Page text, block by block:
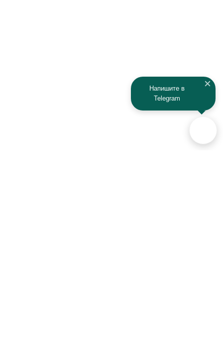
Напишите в
Telegram